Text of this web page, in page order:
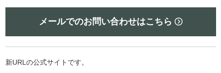
メールでのお問い合わせはこちら
新URLの公式サイトです。